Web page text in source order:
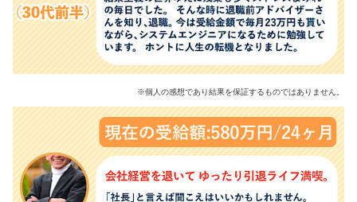
※個人の感想であり結果を保証するものではありません。